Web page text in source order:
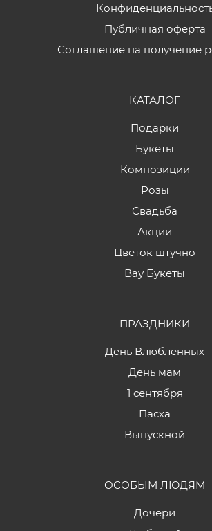
Публичная оферта
Соглашение на получение
КАТАЛОГ
Подарки
Букеты
Композиции
Розы
Свадьба
Акции
Цветок штучно
Вау Букеты
ПРАЗДНИКИ
День Влюбленных
День мам
1 сентября
Пасха
Выпускной
ОСОБЫМ ЛЮДЯМ
Дочери